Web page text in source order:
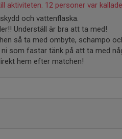
aktiviteten. 12 personer var
och vattenflaska.
Underställ är bra att ta med!
så ta med ombyte, schampo
som fastar tänk på att ta med
hem efter matchen!